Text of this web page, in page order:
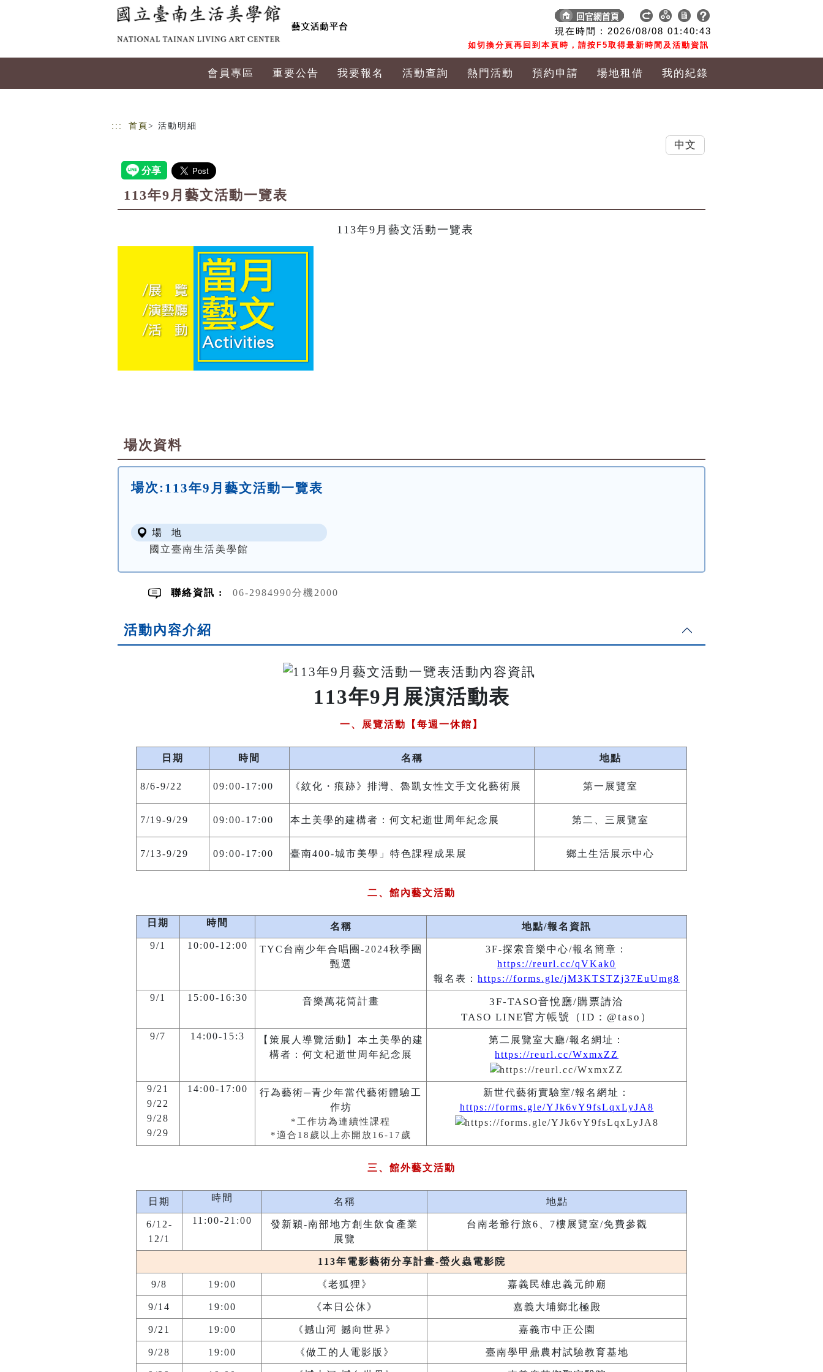
現在時間 : 2026/08/08 01:40:43
如切換分頁再回到本頁時，請按F5取得最新時間及活動資訊
會員專區 重要公告 我要報名 活動查詢 熱門活動 預約申請 場地租借 我的紀錄
::: 首頁 > 活動明細
113年9月藝文活動一覽表
113年9月藝文活動一覽表
場次資料
場次: 113年9月藝文活動一覽表
場 地
國立臺南生活美學館
聯絡資訊 : 06-2984990分機2000
活動內容介紹
113年9月展演活動表
一、展覽活動【每週一休館】
日期 時間 名稱 地點
8/6-9/22 09:00-17:00 《紋化・痕跡》排灣、魯凱女性文手文化藝術展 第一展覽室
7/19-9/29 09:00-17:00 本土美學的建構者：何文杞逝世周年紀念展 第二、三展覽室
7/13-9/29 09:00-17:00 臺南400-城市美學」特色課程成果展 鄉土生活展示中心
二、館內藝文活動
日期 時間 名稱
地點/報名資訊
9/1
10:00-12:00 TYC台南少年合唱團-2024秋季團
甄選
3F-探索音樂中心/報名簡章：
https://reurl.cc/qVKak0
報名表 ： https://forms.gle/jM3KTSTZj37EuUmg8
9/1
15:00-16:30 音樂萬花筒計畫 3F-TASO音悅廳/購票請洽
TASO LINE官方帳號
（ ID ： @taso ）
9/7 14:00-15:3 【 策展人導覽活動 】 本土美學的建
構者：何文杞逝世周年紀念展
第二展覽室大廳/報名網址：
https://reurl.cc/WxmxZZ
9/21
9/22
9/28
9/29
14:00-17:00 行為藝術─青少年當代藝術體驗工
作坊
*工作坊為連續性課程
*適合18歲以上亦開放16-17歲
新世代藝術實驗室/報名網址：
https://forms.gle/YJk6vY9fsLqxLyJA8
三、館外藝文活動
日期 時間 名稱 地點
6/12-
12/1
11:00-21:00
發新穎-南部地方創生飲食產業
展覽
台南老爺行旅6、7樓展覽室/免費參觀
113年電影藝術分享計畫-螢火蟲電影院
9/8 19:00 《老狐狸》 嘉義民雄忠義元帥廟
9/14 19:00 《本日公休》 嘉義大埔鄉北極殿
9/21 19:00 《撼山河 撼向世界》 嘉義市中正公園
9/28 19:00 《做工的人電影版》 臺南學甲鼎農村試驗教育基地